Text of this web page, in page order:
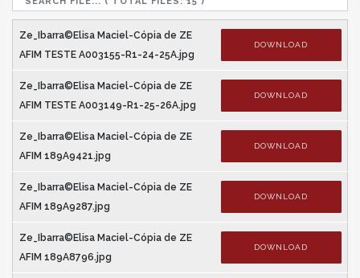
Ze_Ibarra©Elisa Maciel-Cópia de ZE
AFIM TESTE A003155-R1-24-25A.jpg
DOWNLOAD
Ze_Ibarra©Elisa Maciel-Cópia de ZE
AFIM TESTE A003149-R1-25-26A.jpg
DOWNLOAD
Ze_Ibarra©Elisa Maciel-Cópia de ZE
AFIM 189A9421.jpg
DOWNLOAD
Ze_Ibarra©Elisa Maciel-Cópia de ZE
AFIM 189A9287.jpg
DOWNLOAD
Ze_Ibarra©Elisa Maciel-Cópia de ZE
AFIM 189A8796.jpg
DOWNLOAD